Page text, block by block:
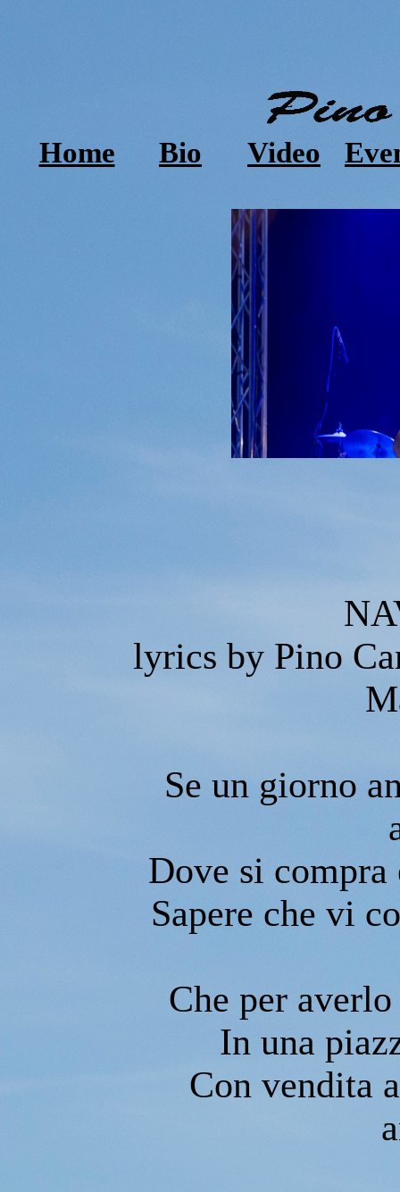
Home Bio Video
lyrics by Pino
Se un giorno
Dove si
Sapere che vi
Che per
In una
Con vendita